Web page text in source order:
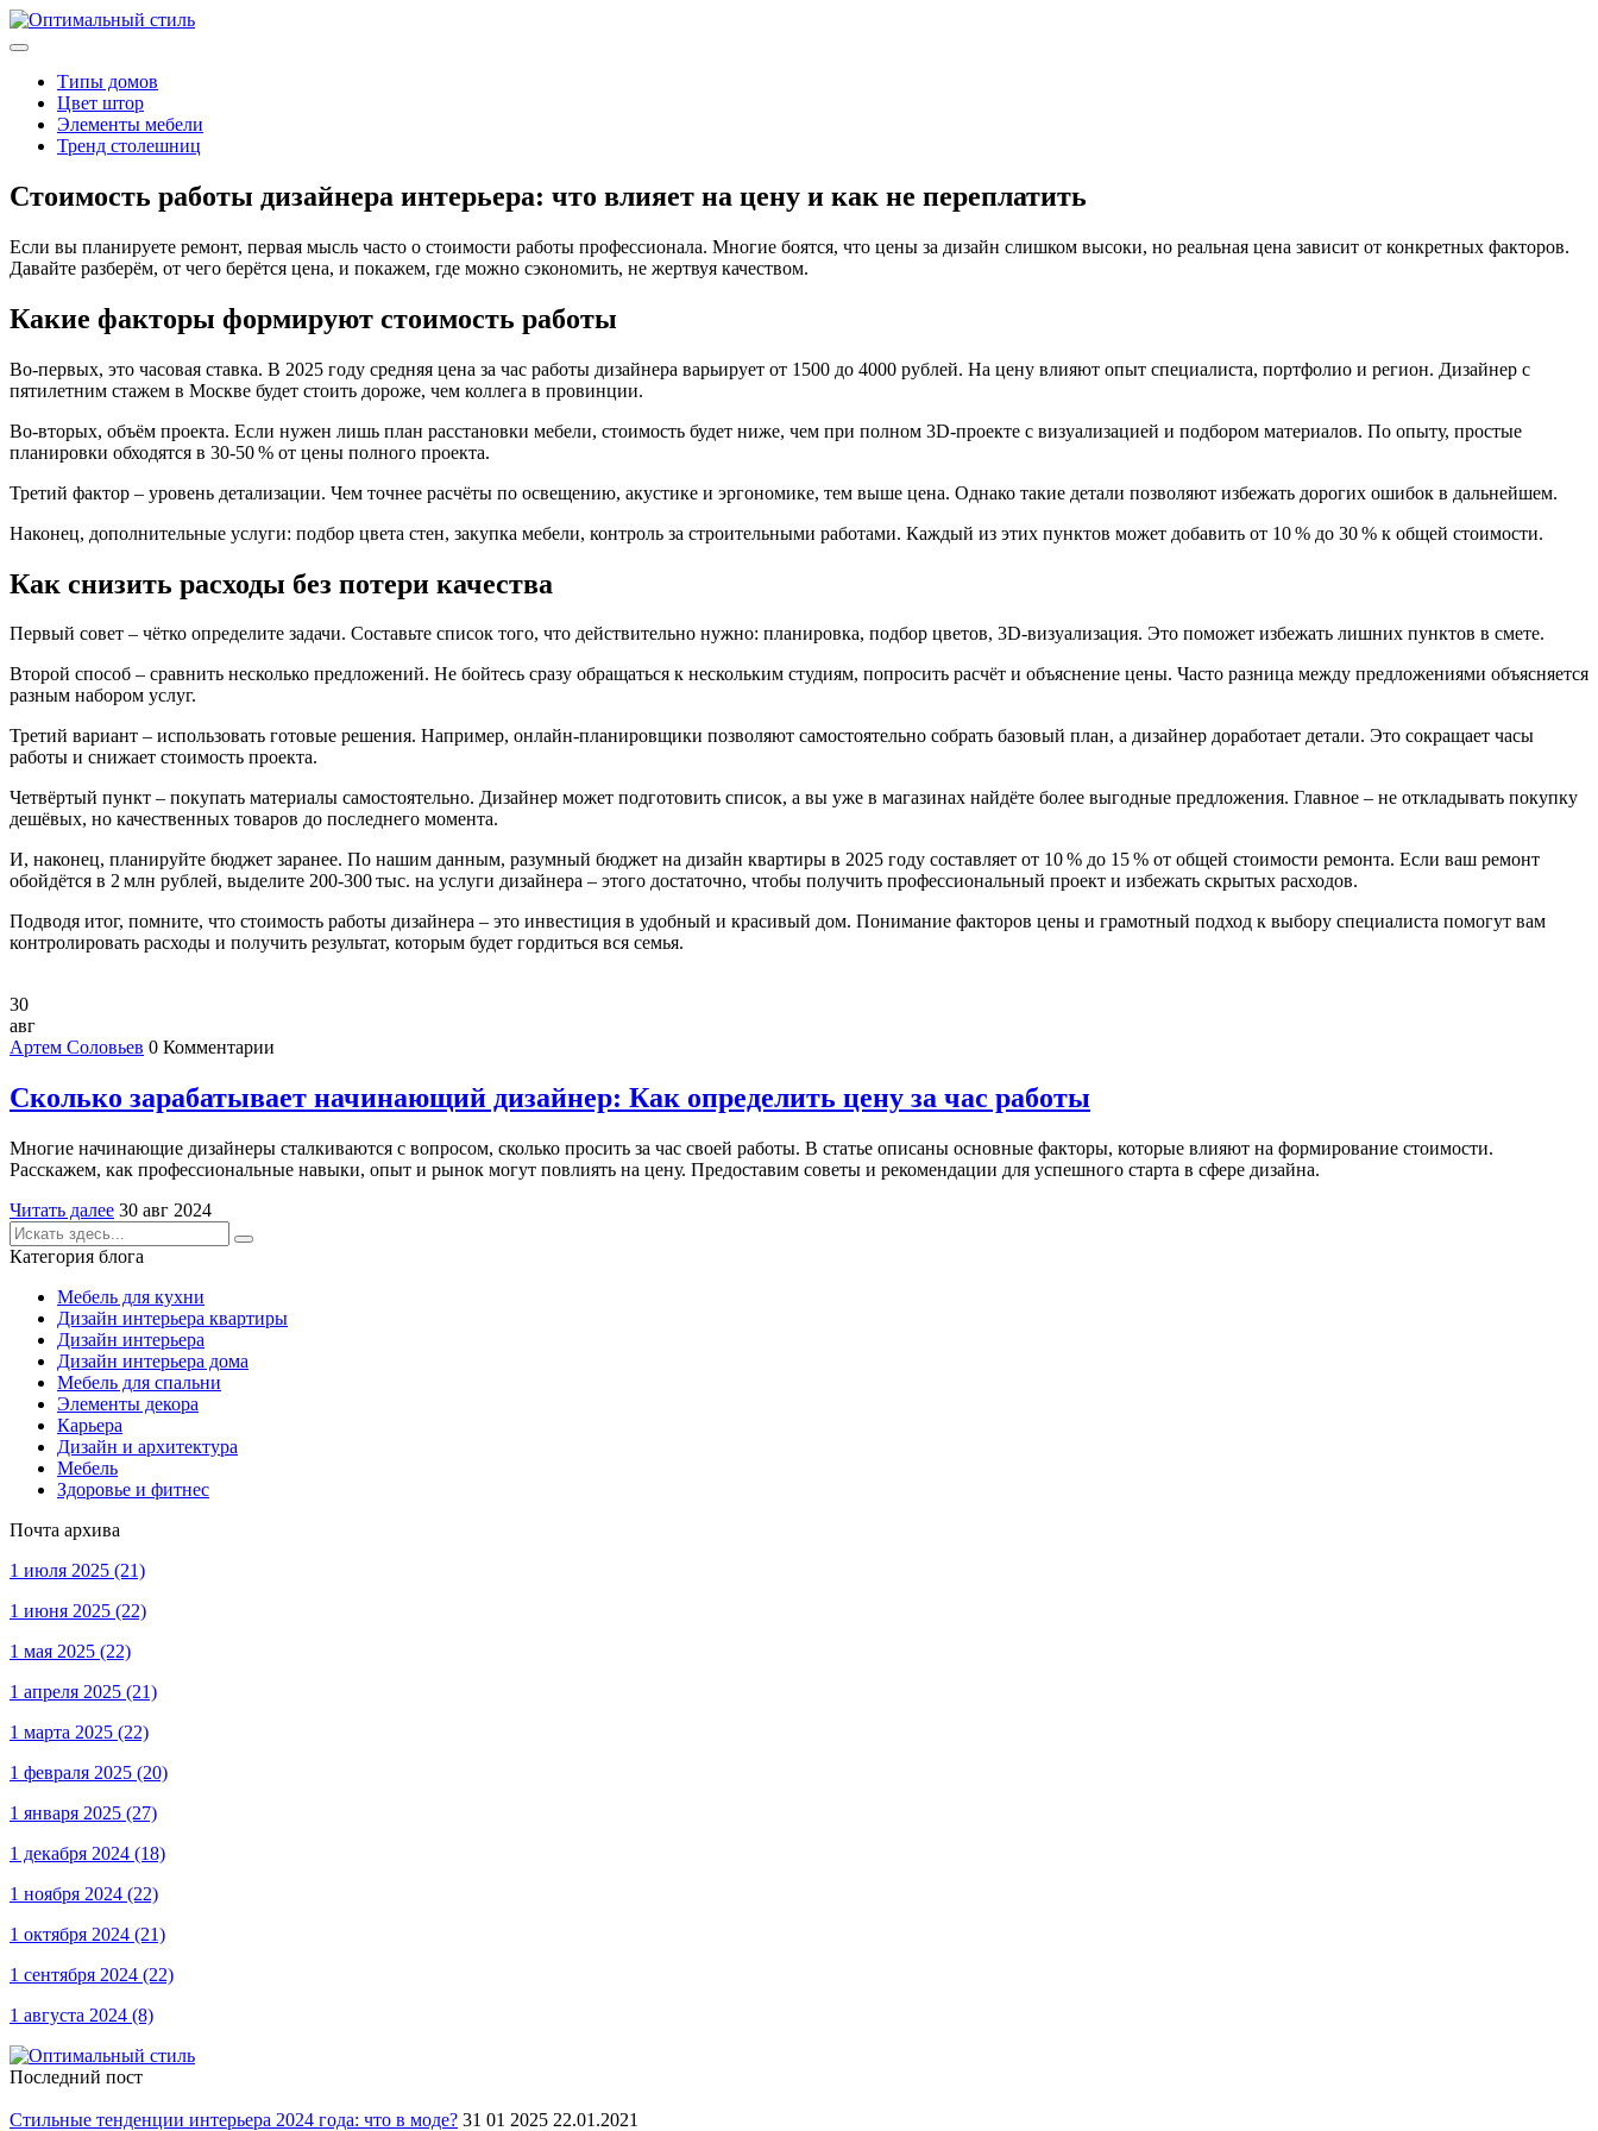
Типы домов
Цвет штор
Элементы мебели
Тренд столешниц
Стоимость работы дизайнера интерьера: что влияет на цену и как не переплатить
Если вы планируете ремонт, первая мысль часто о стоимости работы профессионала. Многие боятся, что цены за дизайн слишком высоки, но реальная цена зависит от конкретных факторов.
Давайте разберём, от чего берётся цена, и покажем, где можно сэкономить, не жертвуя качеством.
Какие факторы формируют стоимость работы
Во-первых, это часовая ставка. В 2025 году средняя цена за час работы дизайнера варьирует от 1500 до 4000 рублей. На цену влияют опыт специалиста, портфолио и регион. Дизайнер с
пятилетним стажем в Москве будет стоить дороже, чем коллега в провинции.
Во-вторых, объём проекта. Если нужен лишь план расстановки мебели, стоимость будет ниже, чем при полном 3D‑проекте с визуализацией и подбором материалов. По опыту, простые
планировки обходятся в 30‑50 % от цены полного проекта.
Третий фактор – уровень детализации. Чем точнее расчёты по освещению, акустике и эргономике, тем выше цена. Однако такие детали позволяют избежать дорогих ошибок в дальнейшем.
Наконец, дополнительные услуги: подбор цвета стен, закупка мебели, контроль за строительными работами. Каждый из этих пунктов может добавить от 10 % до 30 % к общей стоимости.
Как снизить расходы без потери качества
Первый совет – чётко определите задачи. Составьте список того, что действительно нужно: планировка, подбор цветов, 3D‑визуализация. Это поможет избежать лишних пунктов в смете.
Второй способ – сравнить несколько предложений. Не бойтесь сразу обращаться к нескольким студиям, попросить расчёт и объяснение цены. Часто разница между предложениями объясняется
разным набором услуг.
Третий вариант – использовать готовые решения. Например, онлайн‑планировщики позволяют самостоятельно собрать базовый план, а дизайнер доработает детали. Это сокращает часы
работы и снижает стоимость проекта.
Четвёртый пункт – покупать материалы самостоятельно. Дизайнер может подготовить список, а вы уже в магазинах найдёте более выгодные предложения. Главное – не откладывать покупку
дешёвых, но качественных товаров до последнего момента.
И, наконец, планируйте бюджет заранее. По нашим данным, разумный бюджет на дизайн квартиры в 2025 году составляет от 10 % до 15 % от общей стоимости ремонта. Если ваш ремонт
обойдётся в 2 млн рублей, выделите 200‑300 тыс. на услуги дизайнера – этого достаточно, чтобы получить профессиональный проект и избежать скрытых расходов.
Подводя итог, помните, что стоимость работы дизайнера – это инвестиция в удобный и красивый дом. Понимание факторов цены и грамотный подход к выбору специалиста помогут вам
контролировать расходы и получить результат, которым будет гордиться вся семья.
30
авг
Артем Соловьев 0 Комментарии
Сколько зарабатывает начинающий дизайнер: Как определить цену за час работы
Многие начинающие дизайнеры сталкиваются с вопросом, сколько просить за час своей работы. В статье описаны основные факторы, которые влияют на формирование стоимости.
Расскажем, как профессиональные навыки, опыт и рынок могут повлиять на цену. Предоставим советы и рекомендации для успешного старта в сфере дизайна.
Читать далее 30 авг 2024
Категория блога
Мебель для кухни
Дизайн интерьера квартиры
Дизайн интерьера
Дизайн интерьера дома
Мебель для спальни
Элементы декора
Карьера
Дизайн и архитектура
Мебель
Здоровье и фитнес
Почта архива
1 июля 2025 (21)
1 июня 2025 (22)
1 мая 2025 (22)
1 апреля 2025 (21)
1 марта 2025 (22)
1 февраля 2025 (20)
1 января 2025 (27)
1 декабря 2024 (18)
1 ноября 2024 (22)
1 октября 2024 (21)
1 сентября 2024 (22)
1 августа 2024 (8)
Последний пост
Стильные тенденции интерьера 2024 года: что в моде? 31 01 2025 22.01.2021